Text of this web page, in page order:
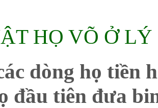
HỌ VÕ Ở
dòng họ tiền
đầu tiên đưa